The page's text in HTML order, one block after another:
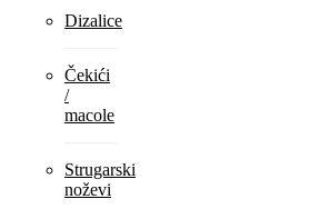
Dizalice
Čekići
/
macole
Strugarski
noževi